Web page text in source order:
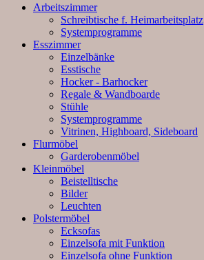
Arbeitszimmer
Schreibtische f. Heimarbeitsplatz
Systemprogramme
Esszimmer
Einzelbänke
Esstische
Hocker - Barhocker
Regale & Wandboarde
Stühle
Systemprogramme
Vitrinen, Highboard, Sideboard
Flurmöbel
Garderobenmöbel
Kleinmöbel
Beistelltische
Bilder
Leuchten
Polstermöbel
Ecksofas
Einzelsofa mit Funktion
Einzelsofa ohne Funktion